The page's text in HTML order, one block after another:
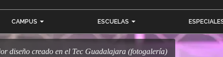
CAMPUS ESCUELAS
diseño creado en el Tec Guadalajara (fotogalería)